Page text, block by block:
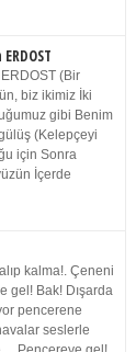
(Bir
biz ikimiz İki
gibi Benim
(Kelepçeyi
için Sonra
İçerde
kalma!. Çeneni
gel! Bak! Dışarda
pencerene
seslerle